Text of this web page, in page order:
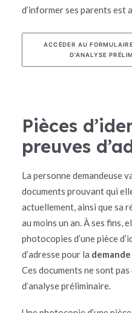
d’informer ses parents est
ACCÉDER AU
D’ANALYSE
Pièces
preuves
La personne demandeuse
documents prouvant qui
actuellement, ainsi que sa
au moins un an. À ses fins,
photocopies d’une pièce
d’adresse pour la
Ces documents ne sont
d’analyse préliminaire.